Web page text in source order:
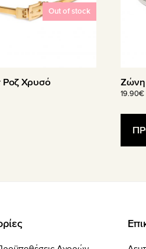
Out of stock
Ροζ Χρυσό Ζώνη
19.90€